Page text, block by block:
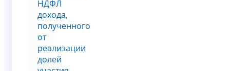
НДФЛ
дохода,
полученного
от
реализации
долей